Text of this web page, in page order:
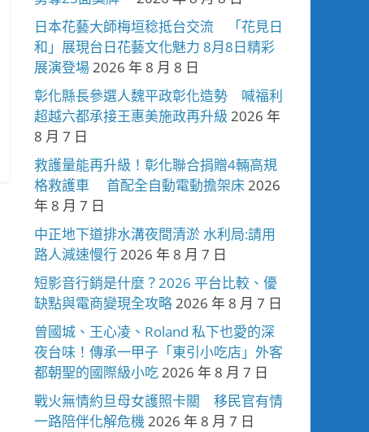
日本花藝大師梅垣稔抵台交流 「花見日
和」展現台日花藝文化魅力 8月8日精彩
展演登場2026 年 8 月 8 日
彰化縣長參選人魏平政彰化造勢 喊福利
超越六都承接王惠美施政再升級 2026 年
8 月 7 日
救護量能再升級！彰化聯合捐贈4輛高規
格救護車 首配全自動電動擔架床2026
年 8 月 7 日
中正地下道排水溝夜間清淤 水利局:請用
路人減速慢行2026 年 8 月 7 日
短影音行銷是什麼？2026 平台比較、優
缺點與電商變現全攻略2026 年 8 月 7 日
曾國城、王心凌、Roland 私下也愛的深
夜台味！傳承一甲子「東引小吃店」外客
都朝聖的國際級小吃2026 年 8 月 7 日
戰火無情約旦母女護照卡關 移民官有情
一路陪伴化解危機2026 年 8 月 7 日